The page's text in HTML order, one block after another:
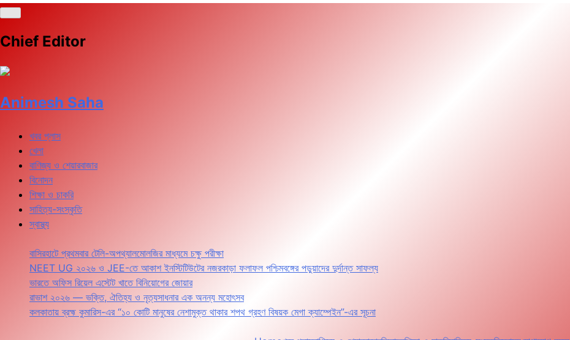
Chief Editor
Animesh Saha
খবর প্লাস
খেলা
বাণিজ্য ও শেয়ারবাজার
বিনোদন
শিক্ষা ও চাকরি
সাহিত্য-সংস্কৃতি
স্বাস্থ্য
বাসিরহাটে প্রথমবার টেলি-অপথ্যালমোলজির মাধ্যমে চক্ষু পরীক্ষা
NEET UG ২০২৬ ও JEE-তে আকাশ ইনস্টিটিউটের নজরকাড়া ফলাফল পশ্চিমবঙ্গের পড়ুয়াদের দুর্দান্ত সাফল্য
ভারতে অফিস রিয়েল এস্টেট খাতে বিনিয়োগের জোয়ার
রাভাশ ২০২৬ — ভক্তি, ঐতিহ্য ও নৃত্যসাধনার এক অনন্য মহোৎসব
কলকাতায় ব্রহ্ম কুমারিস-এর “১০ কোটি মানুষের নেশামুক্ত থাকার শপথ গ্রহণ বিষয়ক মেগা ক্যাম্পেইন”-এর সূচনা